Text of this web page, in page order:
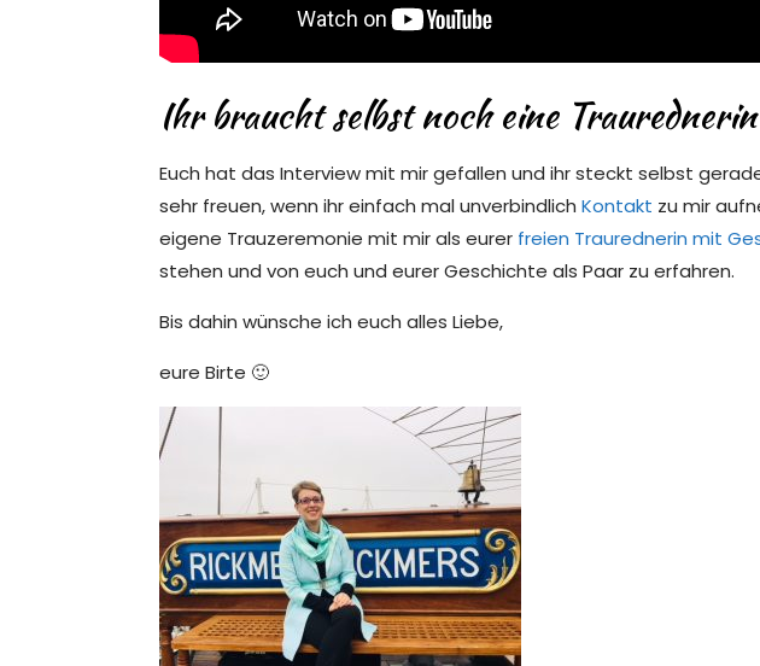
Ihr braucht selbst noch eine
Euch hat das Interview mit mir gefallen und ihr steckt selbst
sehr freuen, wenn ihr einfach mal unverbindlichKontakt zu mir
eigene Trauzeremonie mit mir als eurer freien Traurednerin mit
stehen und von euch und eurer Geschichte als Paar zu erfahren.
Bis dahin wünsche ich euch alles Liebe,
eure Birte 🙂